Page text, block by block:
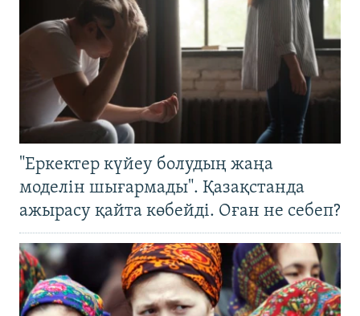
"Еркектер күйеу болудың жаңа
моделін шығармады". Қазақстанда
ажырасу қайта көбейді. Оған не себеп?